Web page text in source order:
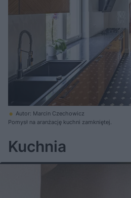
Autor: Marcin Czechowicz
Pomysł na aranżację kuchni zamkniętej.
Kuchnia